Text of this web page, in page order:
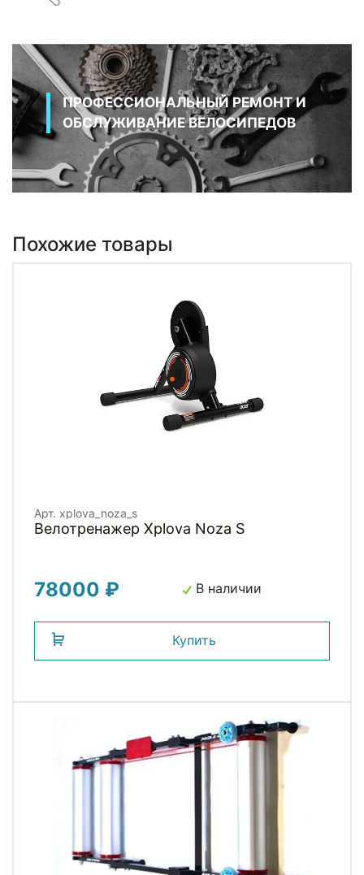
ПРОФЕССИОНАЛЬНЫЙ РЕМОНТ И
ОБСЛУЖИВАНИЕ ВЕЛОСИПЕДОВ
Похожие товары
Арт. xplova_noza_s
Велотренажер Xplova Noza S
78000 ₽ В наличии
Купить